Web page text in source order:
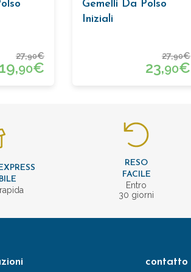
27,90€
90€
Gemelli Da Polso
Iniziali
27,90€
23,90€
RESO
FACILE
Entro
30 giorni
contatto